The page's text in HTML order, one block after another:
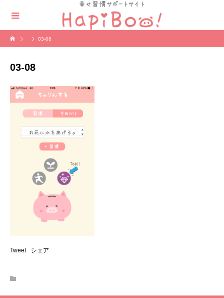
03-08
03-08
Tweet シェア